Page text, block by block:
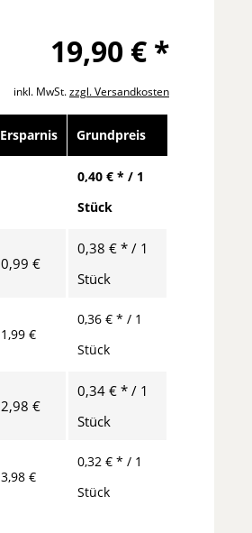
19,90 € *
inkl. MwSt.zzgl. Versandkosten
Ersparnis Grundpreis
0,40 € * / 1
Stück
0,99 €
0,38 € * / 1
Stück
1,99 €
0,36 € * / 1
Stück
2,98 €
0,34 € * / 1
Stück
3,98 €
0,32 € * / 1
Stück